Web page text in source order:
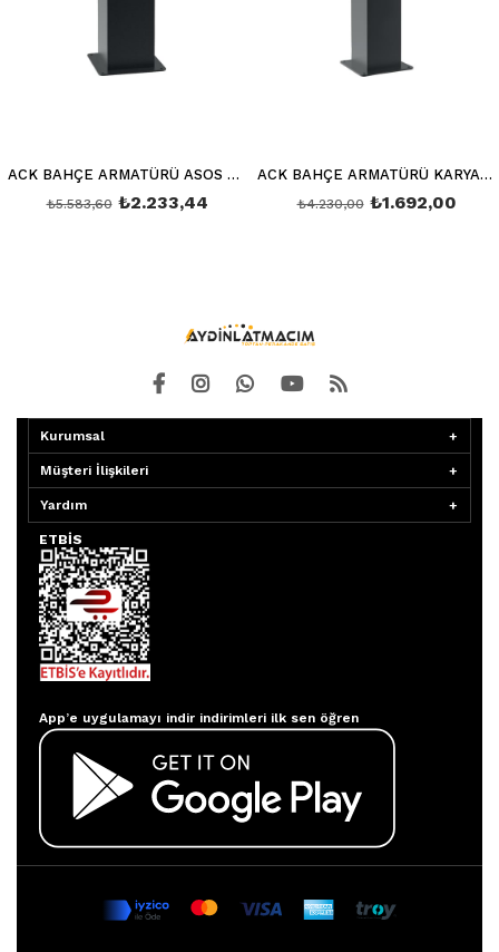
ACK BAHÇE ARMATÜRÜ ASOS E27 MAX 60W 400MM AG36-00402
₺2.233,44
₺5.583,60
ACK BAHÇE ARMATÜRÜ KARYA E27 MAX 60W 400MM AG36-00502
₺1.692,00
₺4.230,00
Kurumsal
Müşteri İlişkileri
Yardım
ETBİS
App’e uygulamayı indir indirimleri ilk sen öğren